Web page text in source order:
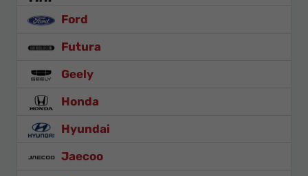
Ford
Futura
Geely
Honda
Hyundai
Jaecoo